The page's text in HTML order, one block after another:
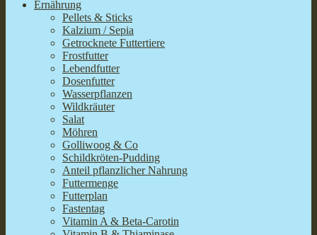
Ernährung
Pellets & Sticks
Kalzium / Sepia
Getrocknete Futtertiere
Frostfutter
Lebendfutter
Dosenfutter
Wasserpflanzen
Wildkräuter
Salat
Möhren
Golliwoog & Co
Schildkröten-Pudding
Anteil pflanzlicher Nahrung
Futtermenge
Futterplan
Fastentag
Vitamin A & Beta-Carotin